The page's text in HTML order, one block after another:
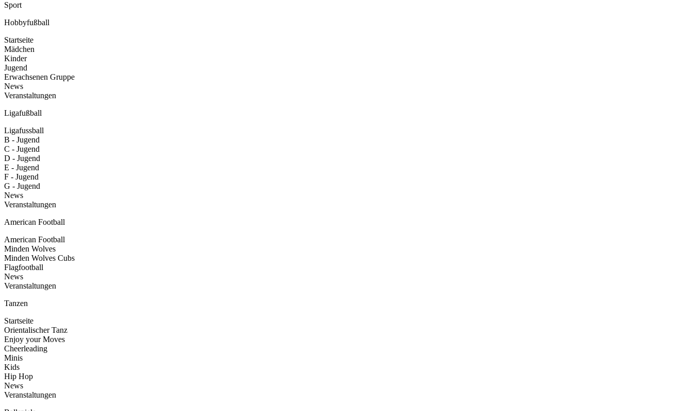
Sport
Hobbyfußball
Startseite
Mädchen
Kinder
Jugend
Erwachsenen Gruppe
News
Veranstaltungen
Ligafußball
Ligafussball
B - Jugend
C - Jugend
D - Jugend
E - Jugend
F - Jugend
G - Jugend
News
Veranstaltungen
American Football
American Football
Minden Wolves
Minden Wolves Cubs
Flagfootball
News
Veranstaltungen
Tanzen
Startseite
Orientalischer Tanz
Enjoy your Moves
Cheerleading
Minis
Kids
Hip Hop
News
Veranstaltungen